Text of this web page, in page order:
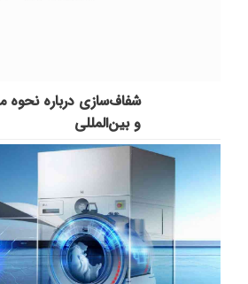
شفاف‌سازی درباره نحوه
و بین‌المللی